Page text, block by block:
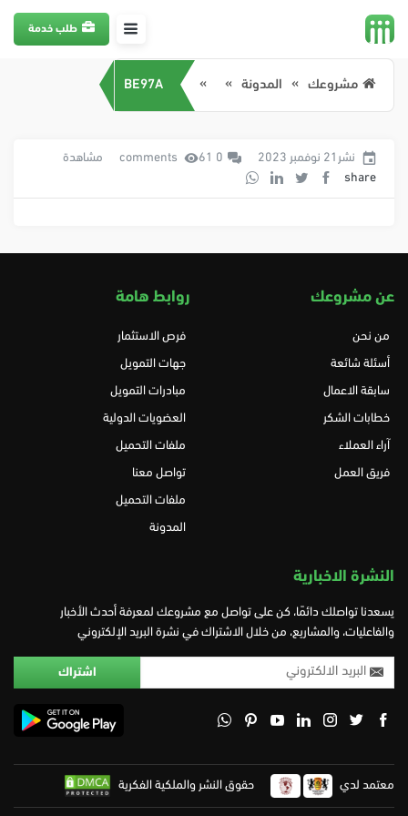
طلب خدمة
مشروعك المدونة BE97A
نشر21 نوفمبر 2023 0 comments 61 مشاهدة
share
عن مشروعك
من نحن
أسئلة شائعة
سابقة الاعمال
خطابات الشكر
آراء العملاء
فريق العمل
روابط هامة
فرص الاستثمار
جهات التمويل
مبادرات التمويل
العضويات الدولية
ملفات التحميل
تواصل معنا
ملفات التحميل
المدونة
النشرة الاخبارية
يسعدنا تواصلك دائمًا، كن على تواصل مع مشروعك لمعرفة أحدث الأخبار
والفاعليات، والمشاريع، من خلال الاشتراك في نشرة البريد الإلكتروني
معتمد لدي حقوق النشر والملكية الفكرية